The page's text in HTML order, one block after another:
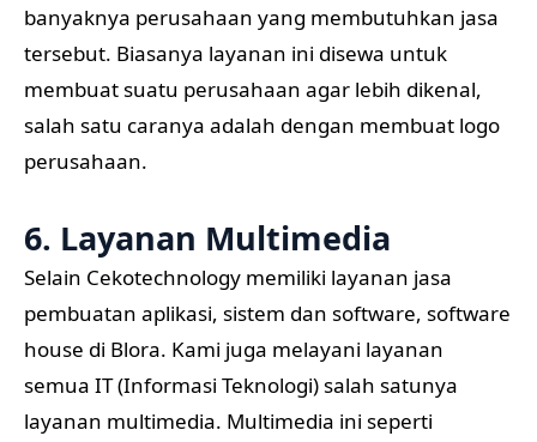
banyaknya perusahaan yang membutuhkan jasa
tersebut. Biasanya layanan ini disewa untuk
membuat suatu perusahaan agar lebih dikenal,
salah satu caranya adalah dengan membuat logo
perusahaan.
6. Layanan Multimedia
Selain Cekotechnology memiliki layanan jasa
pembuatan aplikasi, sistem dan software, software
house di Blora. Kami juga melayani layanan
semua IT (Informasi Teknologi) salah satunya
layanan multimedia. Multimedia ini seperti